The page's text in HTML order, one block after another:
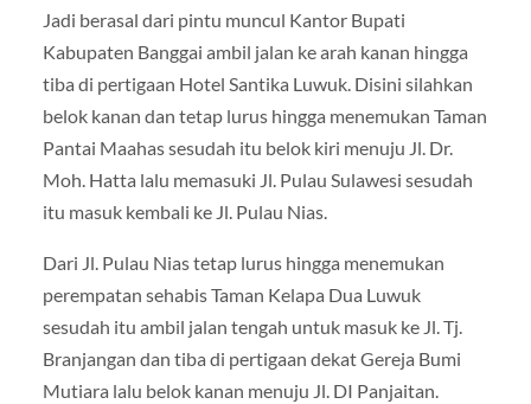
Jadi berasal dari pintu muncul Kantor Bupati
Kabupaten Banggai ambil jalan ke arah kanan hingga
tiba di pertigaan Hotel Santika Luwuk. Disini silahkan
belok kanan dan tetap lurus hingga menemukan Taman
Pantai Maahas sesudah itu belok kiri menuju Jl. Dr.
Moh. Hatta lalu memasuki Jl. Pulau Sulawesi sesudah
itu masuk kembali ke Jl. Pulau Nias.
Dari Jl. Pulau Nias tetap lurus hingga menemukan
perempatan sehabis Taman Kelapa Dua Luwuk
sesudah itu ambil jalan tengah untuk masuk ke Jl. Tj.
Branjangan dan tiba di pertigaan dekat Gereja Bumi
Mutiara lalu belok kanan menuju Jl. DI Panjaitan.